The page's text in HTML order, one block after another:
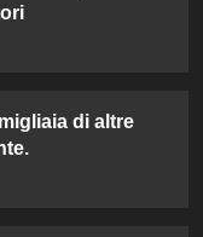
di altre